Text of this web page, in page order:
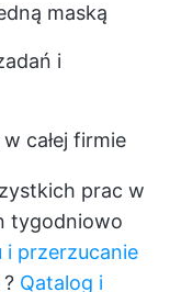
maską
i
całej firmie
prac w
tygodniowo
i przerzucanie
? Qatalog i